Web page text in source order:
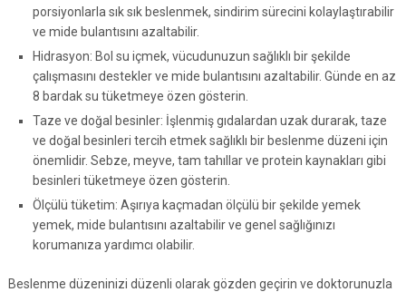
porsiyonlarla sık sık beslenmek, sindirim sürecini kolaylaştırabilir
ve mide bulantısını azaltabilir.
Hidrasyon: Bol su içmek, vücudunuzun sağlıklı bir şekilde
çalışmasını destekler ve mide bulantısını azaltabilir. Günde en az
8 bardak su tüketmeye özen gösterin.
Taze ve doğal besinler: İşlenmiş gıdalardan uzak durarak, taze
ve doğal besinleri tercih etmek sağlıklı bir beslenme düzeni için
önemlidir. Sebze, meyve, tam tahıllar ve protein kaynakları gibi
besinleri tüketmeye özen gösterin.
Ölçülü tüketim: Aşırıya kaçmadan ölçülü bir şekilde yemek
yemek, mide bulantısını azaltabilir ve genel sağlığınızı
korumanıza yardımcı olabilir.
Beslenme düzeninizi düzenli olarak gözden geçirin ve doktorunuzla